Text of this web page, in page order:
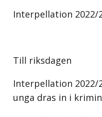
Interpellation 2022/
Till riksdagen
Interpellation
unga dras in i